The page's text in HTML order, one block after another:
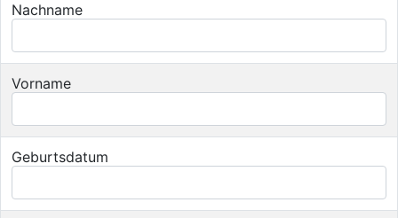
Nachname
Vorname
Geburtsdatum